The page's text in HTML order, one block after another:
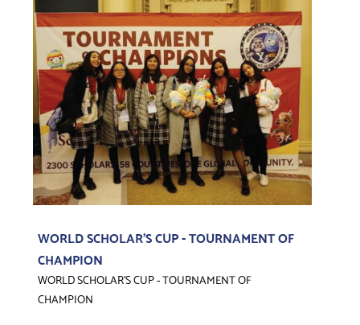
WORLD SCHOLAR'S CUP - TOURNAMENT OF
CHAMPION
WORLD SCHOLAR'S CUP - TOURNAMENT OF
CHAMPION